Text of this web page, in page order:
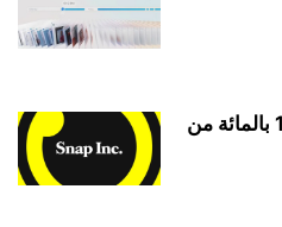
تقوم شركة Snap بتسريح 16 بالمائة من